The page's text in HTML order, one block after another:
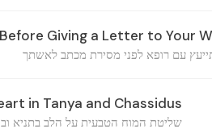
Giving a Letter to Your
עם רופא לפני מסירת מכתב לאשתך
in Tanya and Chassidus
שליטת המוח הטבעית על הלב בתניא